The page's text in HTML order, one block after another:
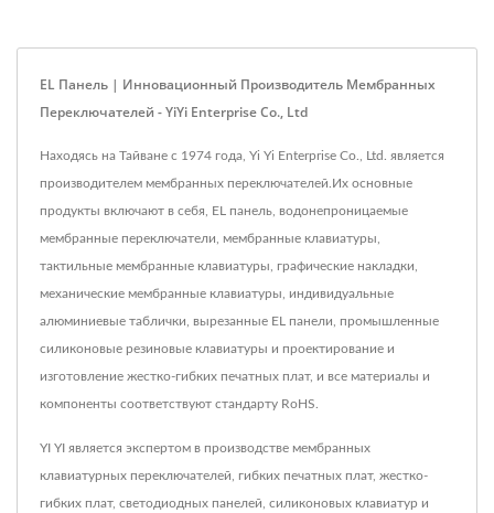
EL Панель | Инновационный Производитель Мембранных
Переключателей - YiYi Enterprise Co., Ltd
Находясь на Тайване с 1974 года, Yi Yi Enterprise Co., Ltd. является
производителем мембранных переключателей.Их основные
продукты включают в себя, EL панель, водонепроницаемые
мембранные переключатели, мембранные клавиатуры,
тактильные мембранные клавиатуры, графические накладки,
механические мембранные клавиатуры, индивидуальные
алюминиевые таблички, вырезанные EL панели, промышленные
силиконовые резиновые клавиатуры и проектирование и
изготовление жестко-гибких печатных плат, и все материалы и
компоненты соответствуют стандарту RoHS.
YI YI является экспертом в производстве мембранных
клавиатурных переключателей, гибких печатных плат, жестко-
гибких плат, светодиодных панелей, силиконовых клавиатур и